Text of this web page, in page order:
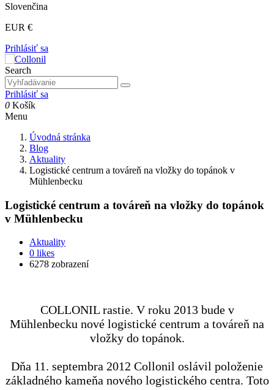
Slovenčina
EUR €
Prihlásiť sa
Search
Prihlásiť sa
0 Košík
Menu
Úvodná stránka
Blog
Aktuality
Logistické centrum a továreň na vložky do topánok v
Mühlenbecku
Logistické centrum a továreň na vložky do topánok
v Mühlenbecku
Aktuality
0 likes
6278 zobrazení
COLLONIL rastie. V roku 2013 bude v
Mühlenbecku nové logistické centrum a továreň na
vložky do topánok.
Dňa 11. septembra 2012 Collonil oslávil položenie
základného kameňa nového logistického centra. Toto